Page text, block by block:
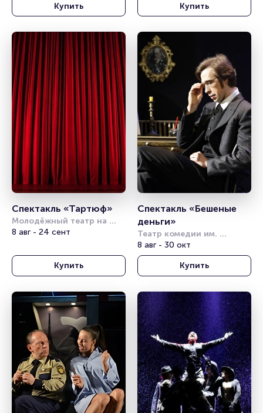
Купить Купить
Спектакль «Тартюф»
Молодёжный театр на
Фонтанке
8 авг - 24 сент
Купить
Спектакль «Бешеные
деньги»
Театр комедии им.
Акимова
8 авг - 30 окт
Купить